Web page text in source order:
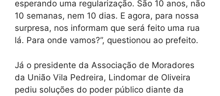
esperando uma regularização. São 10 anos, não
10 semanas, nem 10 dias. E agora, para nossa
surpresa, nos informam que será feito uma rua
lá. Para onde vamos?”, questionou ao prefeito.
Já o presidente da Associação de Moradores
da União Vila Pedreira, Lindomar de Oliveira
pediu soluções do poder público diante da